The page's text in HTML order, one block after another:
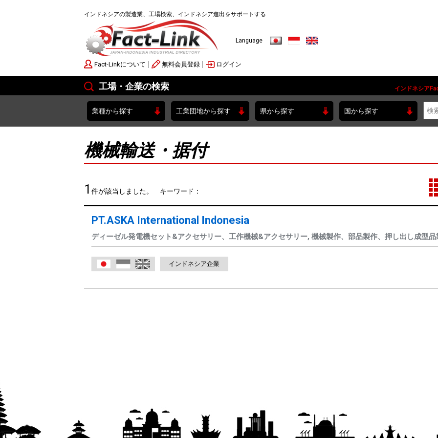
インドネシアの製造業、工場検索、インドネシア進出をサポートする
Language 日本語 Indonesia
Fact-Linkについて 無料会員登録 ログイン
工場・企業の検索 インドネシア
業種から探す 工業団地から探す 県から探す 国から探す
機械輸送・据付
1 件が該当しました。 キーワード：
PT.ASKA International Indonesia
ディーゼル発電機セット&アクセサリー、工作機械&アクセサリー, 機械製作、部品製作、押し出し成型品
日本語 IndonesiaEnglishインドネシア企業